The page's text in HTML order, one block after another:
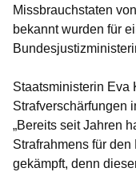
Missbrauchstaten
bekannt wurden für
Staatsministerin Eva
Strafverschärfungen
„Bereits seit Jahren
Strafrahmens für
gekämpft, denn